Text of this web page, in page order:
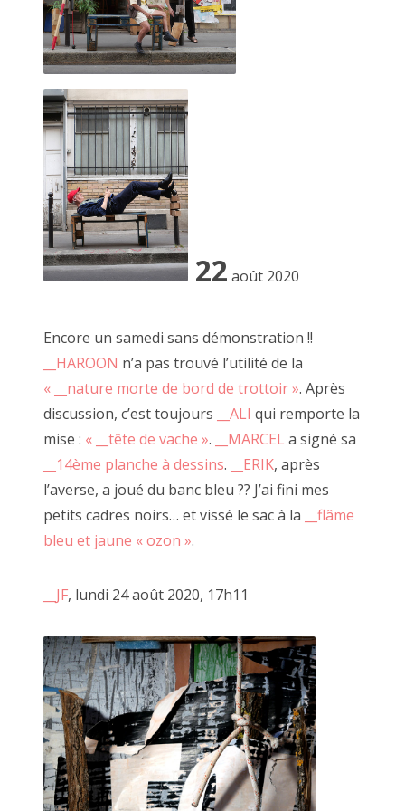
2017 août
2017 juillet
2017 juin
2017 mai
2017 avril
2017 mars
2017 février
2016 décembre
2016 novembre
2016 octobre
2016 septembre
2016 août
2016 juillet
2016 mai
2016 avril
2016 mars
2016 février
2016 janvier
2015 décembre
22 août 2020
Encore un samedi sans démonstration !!
__HAROON n’a pas trouvé l’utilité de la
« __nature morte de bord de trottoir ». Après
discussion, c’est toujours
__ALI qui remporte la
mise : « __tête de vache ». __MARCEL a signé sa
__14ème planche à dessins. __ERIK, après
l’averse, a joué du banc bleu ?? J’ai fini mes
petits cadres noirs… et vissé le sac à la
__flâme
bleu et jaune « ozon ».
__JF, lundi 24 août 2020, 17h11
24 juillet 2021, carton béat
Encadré doré, 29 juin 2019